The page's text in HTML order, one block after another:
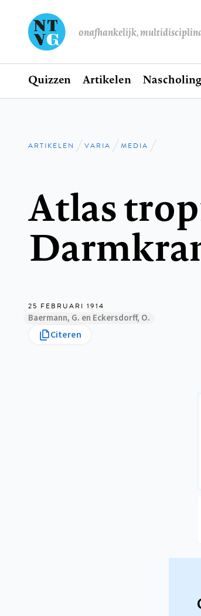
onafhankelijk,
Hoofdnavigatie
Home
Quizzen Artikelen Nascholing
Kruimelpad
ARTIKELEN VARIA MEDIA
Atlas
25 FEBRUARI 1914
Baermann, G. en Eckersdorff, O.
Citeren